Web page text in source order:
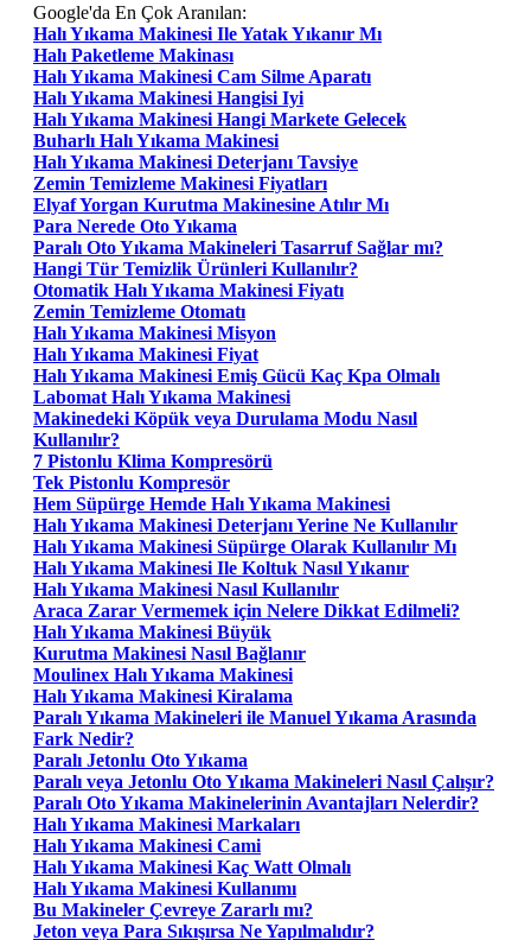
Google'da En Çok Aranılan:
Halı Yıkama Makinesi Ile Yatak Yıkanır Mı
Halı Paketleme Makinası
Halı Yıkama Makinesi Cam Silme Aparatı
Halı Yıkama Makinesi Hangisi Iyi
Halı Yıkama Makinesi Hangi Markete Gelecek
Buharlı Halı Yıkama Makinesi
Halı Yıkama Makinesi Deterjanı Tavsiye
Zemin Temizleme Makinesi Fiyatları
Elyaf Yorgan Kurutma Makinesine Atılır Mı
Para Nerede Oto Yıkama
Paralı Oto Yıkama Makineleri Tasarruf Sağlar mı?
Hangi Tür Temizlik Ürünleri Kullanılır?
Otomatik Halı Yıkama Makinesi Fiyatı
Zemin Temizleme Otomatı
Halı Yıkama Makinesi Misyon
Halı Yıkama Makinesi Fiyat
Halı Yıkama Makinesi Emiş Gücü Kaç Kpa Olmalı
Labomat Halı Yıkama Makinesi
Makinedeki Köpük veya Durulama Modu Nasıl
Kullanılır?
7 Pistonlu Klima Kompresörü
Tek Pistonlu Kompresör
Hem Süpürge Hemde Halı Yıkama Makinesi
Halı Yıkama Makinesi Deterjanı Yerine Ne Kullanılır
Halı Yıkama Makinesi Süpürge Olarak Kullanılır Mı
Halı Yıkama Makinesi Ile Koltuk Nasıl Yıkanır
Halı Yıkama Makinesi Nasıl Kullanılır
Araca Zarar Vermemek için Nelere Dikkat Edilmeli?
Halı Yıkama Makinesi Büyük
Kurutma Makinesi Nasıl Bağlanır
Moulinex Halı Yıkama Makinesi
Halı Yıkama Makinesi Kiralama
Paralı Yıkama Makineleri ile Manuel Yıkama Arasında
Fark Nedir?
Paralı Jetonlu Oto Yıkama
Paralı veya Jetonlu Oto Yıkama Makineleri Nasıl Çalışır?
Paralı Oto Yıkama Makinelerinin Avantajları Nelerdir?
Halı Yıkama Makinesi Markaları
Halı Yıkama Makinesi Cami
Halı Yıkama Makinesi Kaç Watt Olmalı
Halı Yıkama Makinesi Kullanımı
Bu Makineler Çevreye Zararlı mı?
Jeton veya Para Sıkışırsa Ne Yapılmalıdır?